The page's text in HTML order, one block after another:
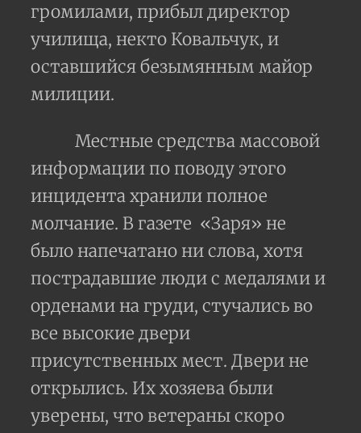
громилами, прибыл директор
училища, некто Ковальчук, и
оставшийся безымянным майор
милиции.
Местные средства массовой
информации по поводу этого
инцидента хранили полное
молчание. В газете «Заря» не
было напечатано ни слова, хотя
пострадавшие люди с медалями и
орденами на груди, стучались во
все высокие двери
присутственных мест. Двери не
открылись. Их хозяева были
уверены, что ветераны скоро